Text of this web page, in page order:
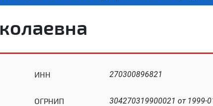
ИНН 270300896821
ОГРНИП 304270319900021 от 1999-